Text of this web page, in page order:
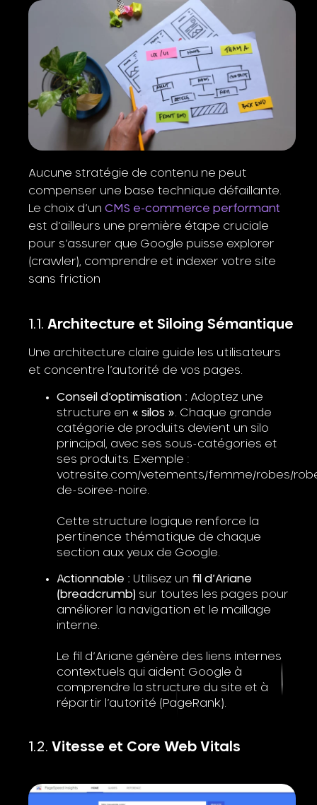
Aucune stratégie de contenu ne peut
compenser une base technique défaillante.
Le choix d’un CMS e-commerce performant
est d’ailleurs une première étape cruciale
pour s’assurer que Google puisse explorer
(crawler), comprendre et indexer votre site
sans friction
Architecture et Siloing Sémantique
Une architecture claire guide les utilisateurs
et concentre l’autorité de vos pages.
Conseil d’optimisation : Adoptez une
structure en « silos ». Chaque grande
catégorie de produits devient un silo
principal, avec ses sous-catégories et
ses produits. Exemple :
votresite.com/vetements/femme/robes/
de-soiree-noire.
Cette structure logique renforce la
pertinence thématique de chaque
section aux yeux de Google.
Actionnable : Utilisez un fil d’Ariane
(breadcrumb) sur toutes les pages pour
améliorer la navigation et le maillage
interne.
Le fil d’Ariane génère des liens internes
contextuels qui aident Google à
comprendre la structure du site et à
répartir l’autorité (PageRank).
Vitesse et Core Web Vitals